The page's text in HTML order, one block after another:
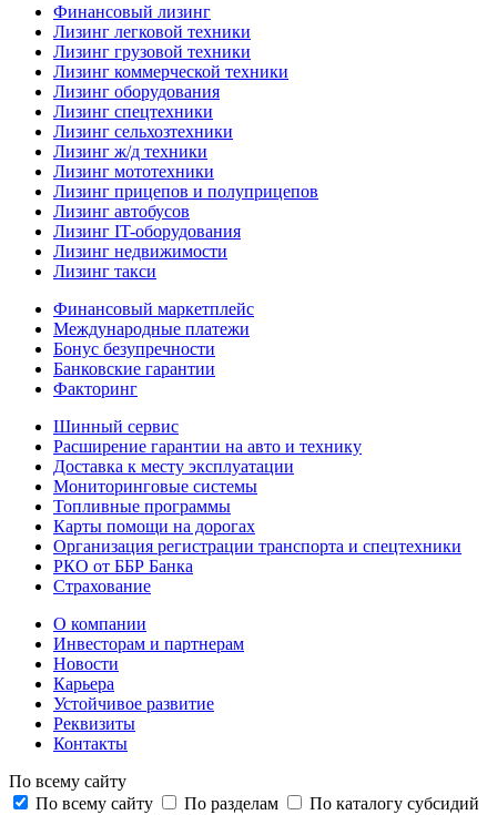
Финансовый лизинг
Лизинг легковой техники
Лизинг грузовой техники
Лизинг коммерческой техники
Лизинг оборудования
Лизинг спецтехники
Лизинг сельхозтехники
Лизинг ж/д техники
Лизинг мототехники
Лизинг прицепов и полуприцепов
Лизинг автобусов
Лизинг IT-оборудования
Лизинг недвижимости
Лизинг такси
Финансовый маркетплейс
Международные платежи
Бонус безупречности
Банковские гарантии
Факторинг
Шинный сервис
Расширение гарантии на авто и технику
Доставка к месту эксплуатации
Мониторинговые системы
Топливные программы
Карты помощи на дорогах
Организация регистрации транспорта и спецтехники
РКО от ББР Банка
Страхование
О компании
Инвесторам и партнерам
Новости
Карьера
Устойчивое развитие
Реквизиты
Контакты
По всему сайту
По всему сайту
По разделам
По каталогу субсидий